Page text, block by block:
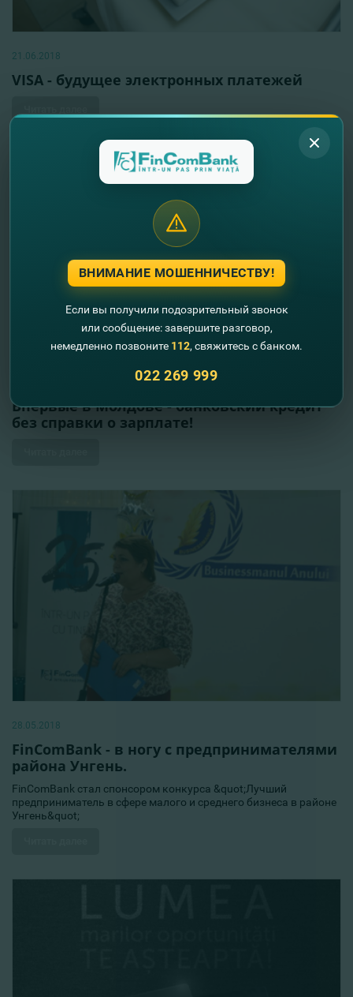
21.06.2018
VISA - будущее электронных платежей
Впервые в Молдове - банковский кредит
без справки о зарплате!
28.05.2018
FinComBank - в ногу с предпринимателями
района Унгень.
FinComBank стал спонсором конкурса &quot;Лучший
предприниматель в сфере малого и среднего бизнеса в районе
Унгень&quot;
ВНИМАНИЕ МОШЕННИЧЕСТВУ!
Если вы получили подозрительный звонок
или сообщение: завершите разговор,
немедленно позвоните 112, свяжитесь с банком.
022 269 999